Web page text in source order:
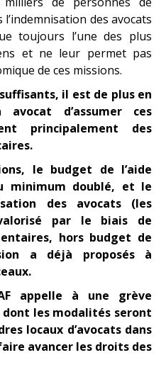
des avocats
toujours l’une des plus
et ne leur permet pas
de ces missions.
il est de plus en
d’assumer ces
principalement des
le budget de l’aide
doublé, et le
des avocats (les
par le biais de
hors budget de
a déjà proposés à
appelle à une grève
dont les modalités seront
locaux d’avocats dans
avancer les droits des